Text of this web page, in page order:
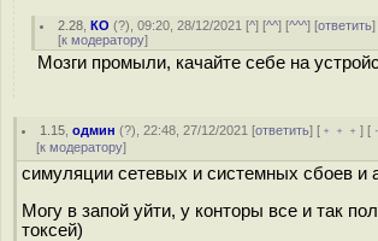
2.28 ,КО (?), 09:20, 28/12/2021 [^] [^^] [^^^] [ответить]
[к модератору]
Мозги промыли, качайте себе на
1.15 ,одмин (?), 22:48, 27/12/2021 [ответить] [ ﹢﹢﹢] [
[к модератору]
симуляции сетевых и системных сбоев и
Могу в запой уйти, у конторы все и так
токсей)